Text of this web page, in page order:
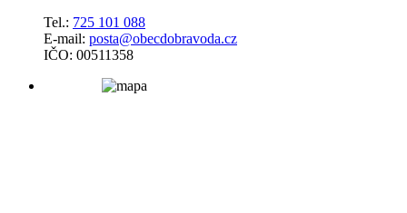
Tel.: 725 101 088
E-mail: posta@obecdobravoda.cz
IČO: 00511358